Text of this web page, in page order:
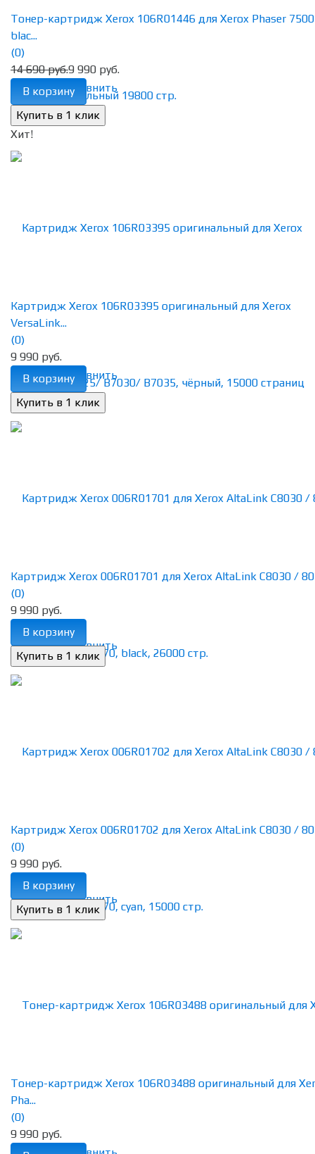
избранное сравнить
Тонер-картридж Xerox 106R01446 для Xerox Phaser 7500
blac...
(0)
14 690 руб.9 990 руб.
В корзину
Хит!
избранное сравнить
Картридж Xerox 106R03395 оригинальный для Xerox
VersaLink...
(0)
9 990 руб.
В корзину
избранное сравнить
Картридж Xerox 006R01701 для Xerox AltaLink C8030 /
(0)
9 990 руб.
В корзину
избранное сравнить
Картридж Xerox 006R01702 для Xerox AltaLink C8030 /
(0)
9 990 руб.
В корзину
Тонер-картридж Xerox 106R03488 оригинальный для
Pha...
(0)
9 990 руб.